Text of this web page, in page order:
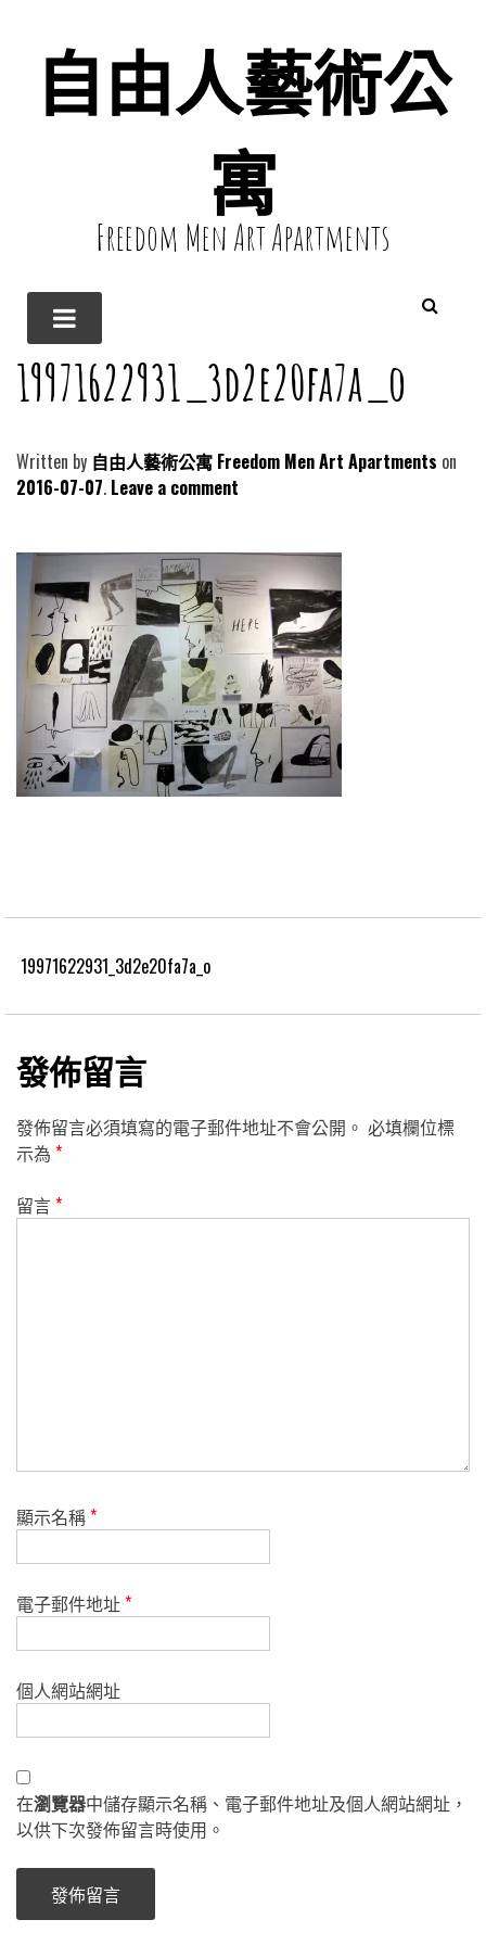
自由人藝術公
寓
Freedom Men Art Apartments
19971622931_3d2e20fa7a_o
Written by 自由人藝術公寓 Freedom Men Art Apartments
2016-07-07 Leave a comment
19971622931_3d2e20fa7a_o
發佈留言
發佈留言必須填寫的電子郵件地址不會公開。 必填欄位標
示為 *
留言*
顯示名稱*
電子郵件地址*
個人網站網址
在瀏覽器中儲存顯示名稱、電子郵件地址及個人網站網址，
以供下次發佈留言時使用。